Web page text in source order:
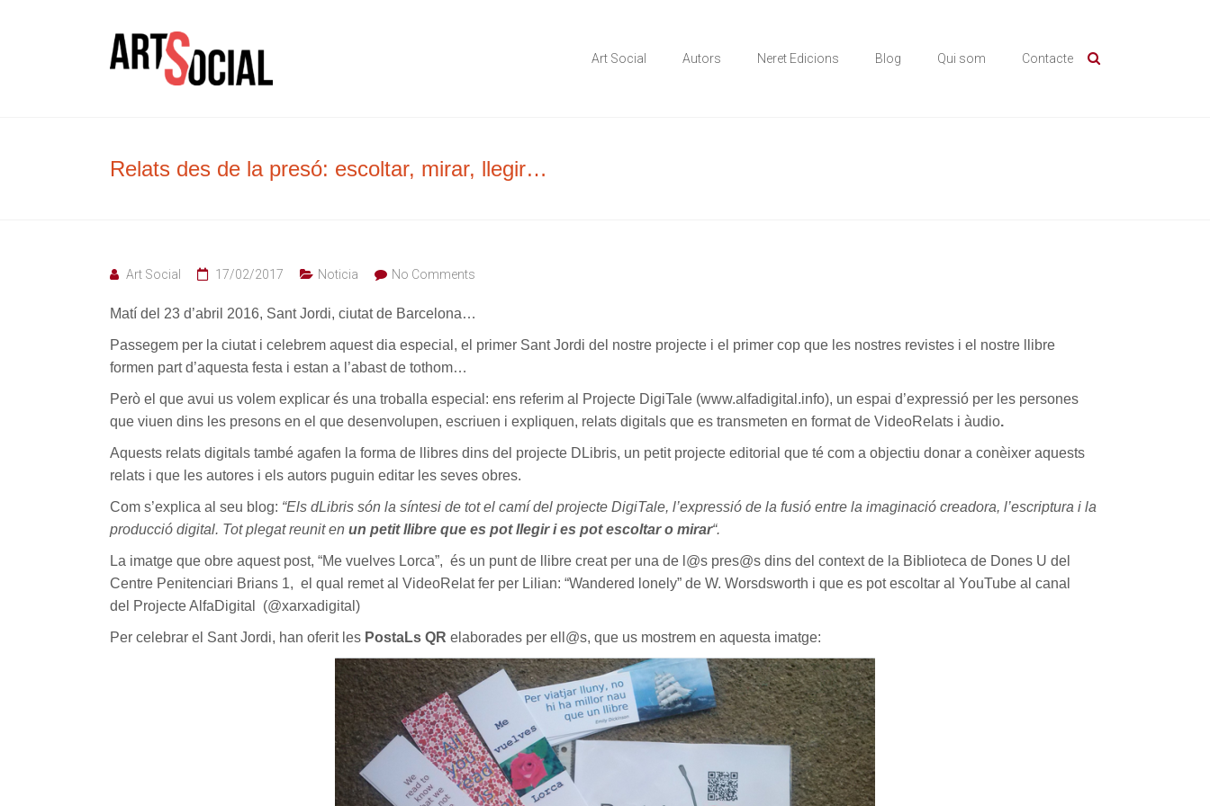
Art Social Autors Neret Edicions Blog Qui som Contacte
Relats des de la presó: escoltar, mirar, llegir…
Art Social 17/02/2017 Noticia No Comments
Matí del 23 d’abril 2016, Sant Jordi, ciutat de Barcelona…
Passegem per la ciutat i celebrem aquest dia especial, el primer Sant Jordi del nostre projecte i el primer cop que les nostres revistes i el nostre llibre
formen part d’aquesta festa i estan a l’abast de tothom…
Però el que avui us volem explicar és una troballa especial: ens referim al Projecte DigiTale (www.alfadigital.info), un espai d’expressió per les persones
que viuen dins les presons en el que desenvolupen, escriuen i expliquen, relats digitals que es transmeten en format de VideoRelats i àudio.
Aquests relats digitals també agafen la forma de llibres dins del projecte DLibris, un petit projecte editorial que té com a objectiu donar a conèixer aquests
relats i que les autores i els autors puguin editar les seves obres.
Com s’explica al seu blog: “Els dLibris són la síntesi de tot el camí del projecte DigiTale, l’expressió de la fusió entre la imaginació creadora, l’escriptura i la
producció digital. Tot plegat reunit en un petit llibre que es pot llegir i es pot escoltar o mirar“.
La imatge que obre aquest post, “Me vuelves Lorca”, és un punt de llibre creat per una de l@s pres@s dins del context de la Biblioteca de Dones U del
Centre Penitenciari Brians 1, el qual remet al VideoRelat fer per Lilian: “Wandered lonely” de W. Worsdsworth i que es pot escoltar al YouTube al canal
del Projecte AlfaDigital (@xarxadigital)
Per celebrar el Sant Jordi, han oferit les PostaLs QR elaborades per ell@s, que us mostrem en aquesta imatge: